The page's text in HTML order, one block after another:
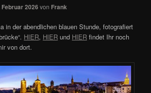
Februar 2026 von Frank
in der abendlichen blauen Stunde, fotografiert
HIER, HIER und HIER findet Ihr noch
von dort.